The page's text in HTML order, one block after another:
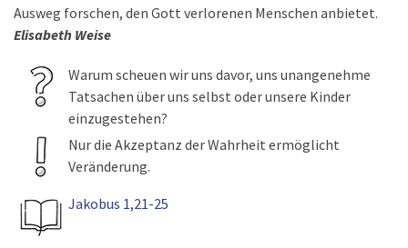
Ausweg forschen, den Gott verlorenen Menschen anbietet.
Elisabeth Weise
Warum scheuen wir uns davor, uns unangenehme
Tatsachen über uns selbst oder unsere Kinder
einzugestehen?
Nur die Akzeptanz der Wahrheit ermöglicht
Veränderung.
Jakobus 1,21-25